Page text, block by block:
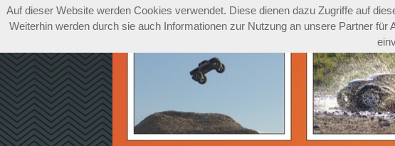
Auf dieser Website werden Cookies verwendet. Diese dienen dazu Zugriffe auf
Weiterhin werden durch sie auch Informationen zur Nutzung an unsere Partner